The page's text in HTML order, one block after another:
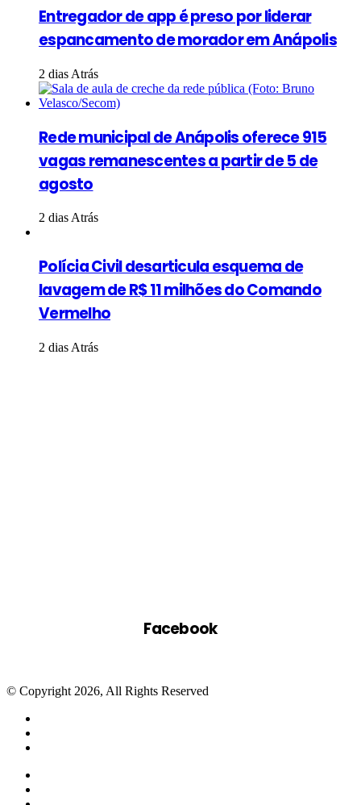
Entregador de app é preso por liderar
espancamento de morador em Anápolis
2 dias Atrás
Rede municipal de Anápolis oferece 915
vagas remanescentes a partir de 5 de
agosto
2 dias Atrás
Polícia Civil desarticula esquema de
lavagem de R$ 11 milhões do Comando
Vermelho
2 dias Atrás
Facebook
© Copyright 2026, All Rights Reserved
Facebook
Twitter
WhatsApp
Telegram
Close